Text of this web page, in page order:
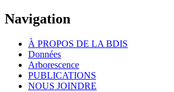
Navigation
À PROPOS DE LA BDIS
Données
Arborescence
PUBLICATIONS
NOUS JOINDRE